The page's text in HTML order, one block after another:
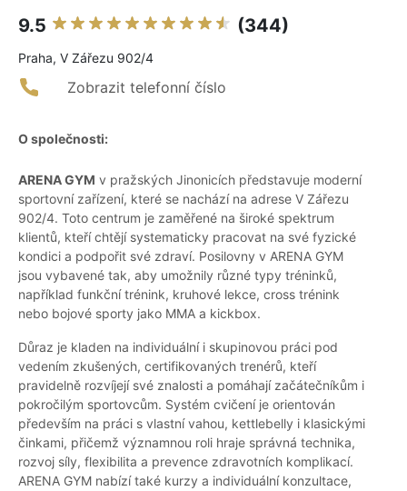
9.5 (344)
Praha, V Zářezu 902/4
Zobrazit telefonní číslo
O společnosti:
ARENA GYM v pražských Jinonicích představuje moderní
sportovní zařízení, které se nachází na adrese V Zářezu
902/4. Toto centrum je zaměřené na široké spektrum
klientů, kteří chtějí systematicky pracovat na své fyzické
kondici a podpořit své zdraví. Posilovny v ARENA GYM
jsou vybavené tak, aby umožnily různé typy tréninků,
například funkční trénink, kruhové lekce, cross trénink
nebo bojové sporty jako MMA a kickbox.
Důraz je kladen na individuální i skupinovou práci pod
vedením zkušených, certifikovaných trenérů, kteří
pravidelně rozvíjejí své znalosti a pomáhají začátečníkům i
pokročilým sportovcům. Systém cvičení je orientován
především na práci s vlastní vahou, kettlebelly i klasickými
činkami, přičemž významnou roli hraje správná technika,
rozvoj síly, flexibilita a prevence zdravotních komplikací.
ARENA GYM nabízí také kurzy a individuální konzultace,